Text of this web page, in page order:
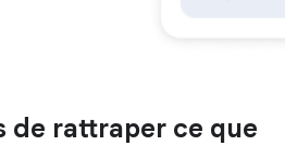
de rattraper ce que